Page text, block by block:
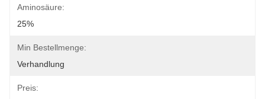
Aminosäure:
25%
Min Bestellmenge:
Verhandlung
Preis: